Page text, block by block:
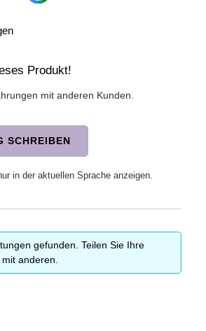
von 0 von 5 Sternen
Produkt!
mit anderen Kunden.
SCHREIBEN
in der aktuellen Sprache anzeigen.
gefunden. Teilen Sie Ihre
anderen.